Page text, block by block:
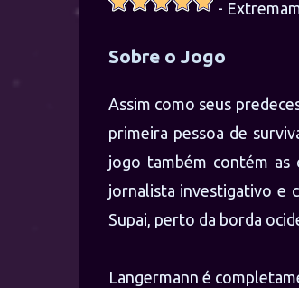
-
Sobre o Jogo
Assim como seus
primeira pessoa de
jogo também contém
jornalista investigativo e
Supai, perto da borda
Langermann é